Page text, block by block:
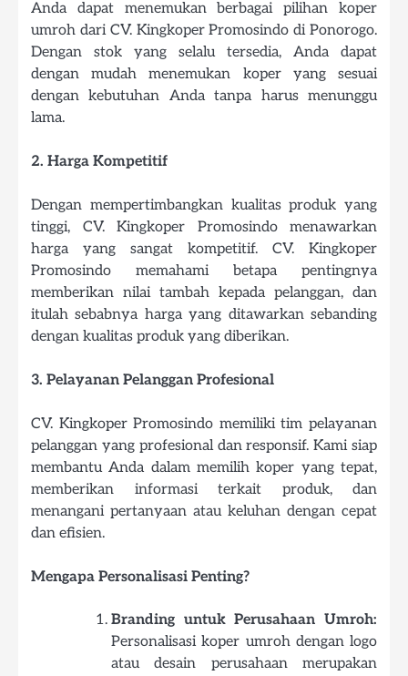
Anda dapat menemukan berbagai pilihan koper
umroh dari CV. Kingkoper Promosindo di Ponorogo.
Dengan stok yang selalu tersedia, Anda dapat
dengan mudah menemukan koper yang sesuai
dengan kebutuhan Anda tanpa harus menunggu
lama.
2. Harga Kompetitif
Dengan mempertimbangkan kualitas produk yang
tinggi, CV. Kingkoper Promosindo menawarkan
harga yang sangat kompetitif. CV. Kingkoper
Promosindo memahami betapa pentingnya
memberikan nilai tambah kepada pelanggan, dan
itulah sebabnya harga yang ditawarkan sebanding
dengan kualitas produk yang diberikan.
3. Pelayanan Pelanggan Profesional
CV. Kingkoper Promosindo memiliki tim pelayanan
pelanggan yang profesional dan responsif. Kami siap
membantu Anda dalam memilih koper yang tepat,
memberikan informasi terkait produk, dan
menangani pertanyaan atau keluhan dengan cepat
dan efisien.
Mengapa Personalisasi Penting?
Branding untuk Perusahaan Umroh:
Personalisasi koper umroh dengan logo
atau desain perusahaan merupakan